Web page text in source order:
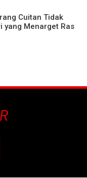
Cuitan Tidak
yang Menarget Ras